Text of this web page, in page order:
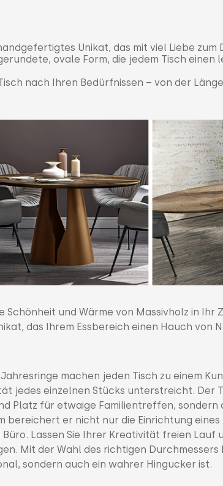
Unikat, das mit viel Liebe zum
ovale Form, die jedem Tisch einen
nach Ihren Bedürfnissen – von der
und Wärme von Massivholz in Ihr
das Ihrem Essbereich einen Hauch von
machen jeden Tisch zu einem
jedes einzelnen Stücks unterstreicht. Der
Platz für etwaige Familientreffen, sondern
bereichert er nicht nur die Einrichtung
Lassen Sie Ihrer Kreativität freien Lauf
Mit der Wahl des richtigen Durchmessers
sondern auch ein wahrer Hingucker ist.